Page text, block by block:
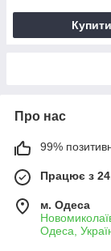
Купити
Про нас
99%
Працює з
м. Одеса
Одеса,